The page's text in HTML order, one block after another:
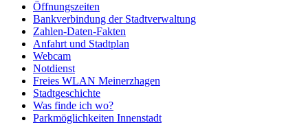
Öffnungszeiten
Bankverbindung der Stadtverwaltung
Zahlen-Daten-Fakten
Anfahrt und Stadtplan
Webcam
Notdienst
Freies WLAN Meinerzhagen
Stadtgeschichte
Was finde ich wo?
Parkmöglichkeiten Innenstadt